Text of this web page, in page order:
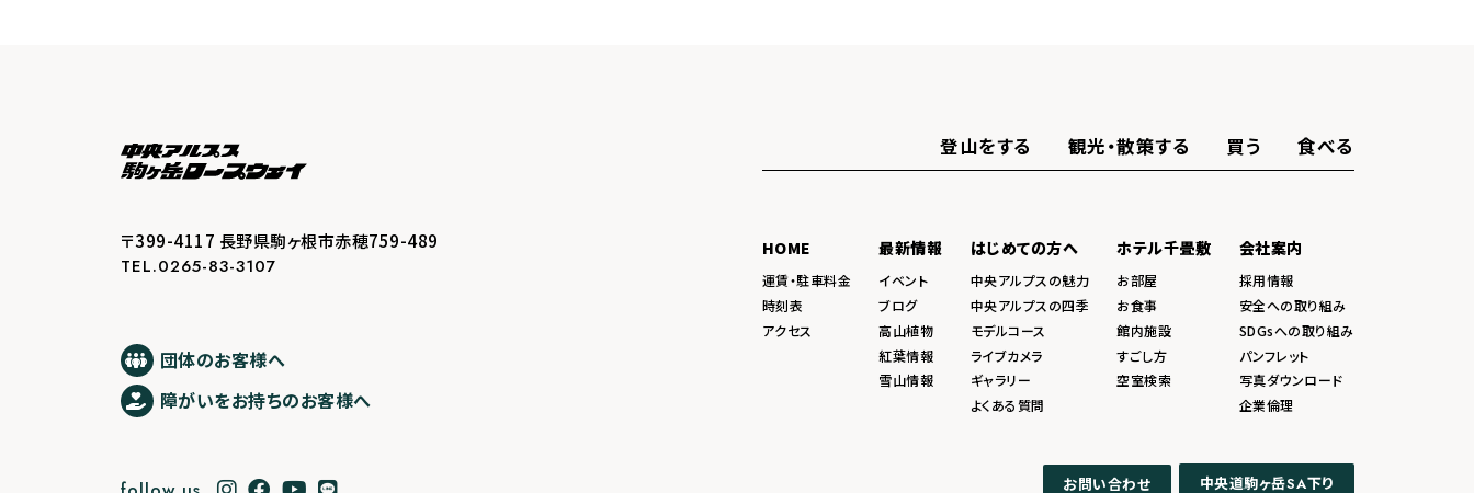
〒399-4117 長野県駒ヶ根市赤穂759-489
TEL.0265-83-3107
団体のお客様へ
障がいをお持ちのお客様へ
登山をする 観光・散策する 買う 食べる
HOME
運賃・駐車料金
時刻表
アクセス
最新情報
イベント
ブログ
高山植物
紅葉情報
雪山情報
はじめての方へ
中央アルプスの魅力
中央アルプスの四季
モデルコース
ライブカメラ
ギャラリー
よくある質問
ホテル千畳敷
お部屋
お食事
館内施設
すごし方
空室検索
会社案内
採用情報
安全への取り組み
SDGsへの取り組み
パンフレット
写真ダウンロード
企業倫理
お問い合わせ 中央道駒ヶ岳SA下り